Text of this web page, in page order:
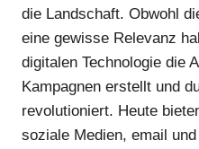
die Landschaft. Obwohl
eine gewisse Relevanz
digitalen Technologie die
Kampagnen erstellt und
revolutioniert. Heute
soziale Medien, email und